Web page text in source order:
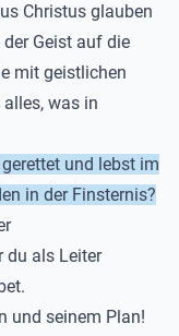
Christus glauben
Geist auf die
mit geistlichen
was in
und lebst im
in der Finsternis?
du als Leiter
und seinem Plan!